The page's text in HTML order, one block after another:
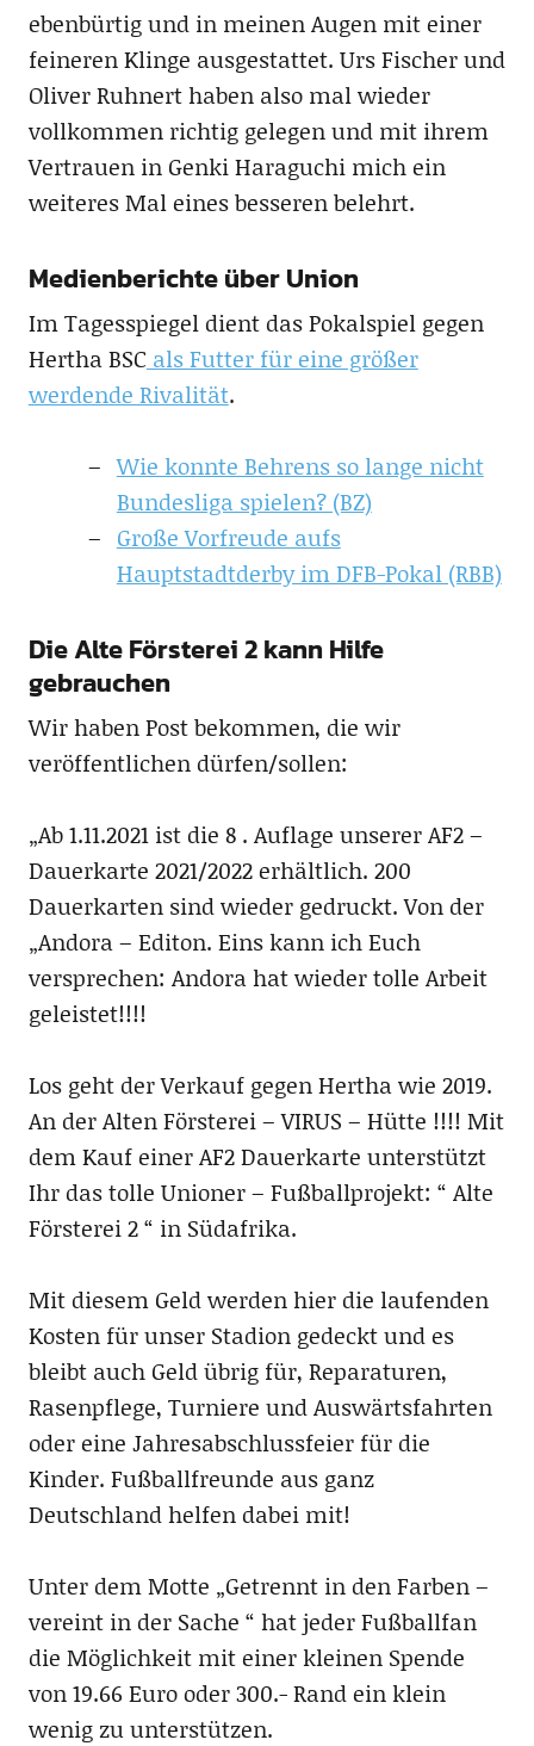
ebenbürtig und in meinen Augen mit einer
feineren Klinge ausgestattet. Urs Fischer und
Oliver Ruhnert haben also mal wieder
vollkommen richtig gelegen und mit ihrem
Vertrauen in Genki Haraguchi mich ein
weiteres Mal eines besseren belehrt.
Medienberichte über Union
Im Tagesspiegel dient das Pokalspiel gegen
Hertha BSCals Futter für eine größer
werdende Rivalität.
Wie konnte Behrens so lange nicht
Bundesliga spielen? (BZ)
Große Vorfreude aufs
Hauptstadtderby im DFB-Pokal (RBB)
Die Alte Försterei 2 kann Hilfe
gebrauchen
Wir haben Post bekommen, die wir
veröffentlichen dürfen/sollen:
„Ab 1.11.2021 ist die 8 . Auflage unserer AF2 –
Dauerkarte 2021/2022 erhältlich. 200
Dauerkarten sind wieder gedruckt.Von der
„Andora – Editon. Eins kann ich Euch
versprechen: Andora hat wieder tolle Arbeit
geleistet!!!!
Los geht der Verkauf gegen Hertha wie 2019.
An der Alten Försterei – VIRUS – Hütte !!!! Mit
dem Kauf einer AF2 Dauerkarte unterstützt
Ihr das tolle Unioner – Fußballprojekt: “ Alte
Försterei 2 “ in Südafrika.
Mit diesem Geld werden hier die laufenden
Kosten für unser Stadion gedeckt und es
bleibt auch Geld übrig für, Reparaturen,
Rasenpflege, Turniere und Auswärtsfahrten
oder eine Jahresabschlussfeier für die
Kinder. Fußballfreunde aus ganz
Deutschland helfen dabei mit!
Unter dem Motte „Getrennt in den Farben –
vereint in der Sache “ hat jeder Fußballfan
die Möglichkeit mit einer kleinen Spende
von 19.66 Euro oder 300.- Rand ein klein
wenig zu unterstützen.